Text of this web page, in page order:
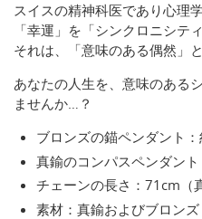
スイスの精神科医であり心理
「幸運」を「シンクロニシテ
それは、「意味のある偶然」
あなたの人生を、意味のある
ませんか…？
ブロンズの錨ペンダント：
真鍮のコンパスペンダント
チェーンの長さ：71cm（
素材：真鍮およびブロンズ